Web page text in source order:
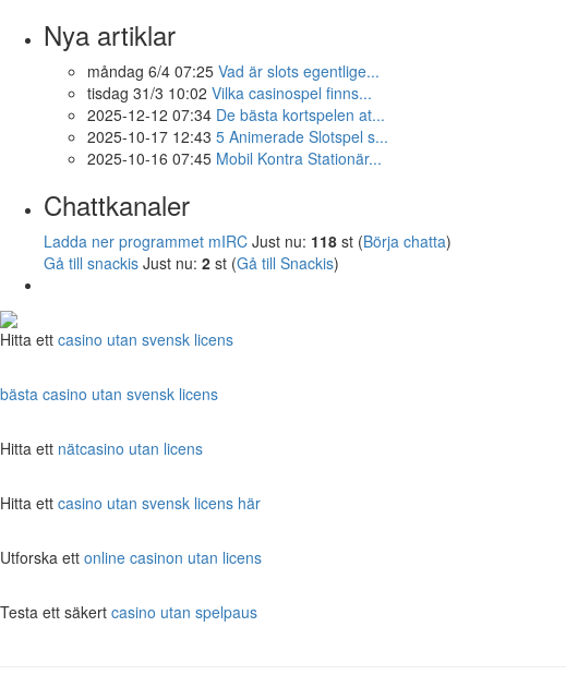
Nya artiklar
måndag 6/4 07:25 Vad är slots egentlige...
tisdag 31/3 10:02 Vilka casinospel finns...
2025-12-12 07:34 De bästa kortspelen at...
2025-10-17 12:43 5 Animerade Slotspel s...
2025-10-16 07:45 Mobil Kontra Stationär...
Chattkanaler
Ladda ner programmet mIRC Just nu: 118 st (Börja chatta)
Gå till snackis Just nu: 2 st (Gå till Snackis)
Hitta ett casino utan svensk licens
bästa casino utan svensk licens
Hitta ett nätcasino utan licens
Hitta ett casino utan svensk licens här
Utforska ett online casinon utan licens
Testa ett säkert casino utan spelpaus